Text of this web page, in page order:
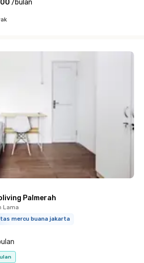
/bulan
Palmerah
Lama
mercu buana jakarta